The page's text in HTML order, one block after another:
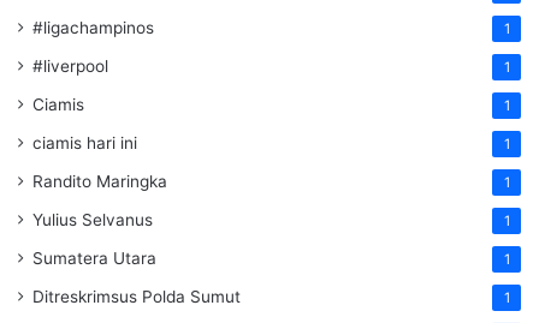
#ligachampinos 1
#liverpool 1
Ciamis 1
ciamis hari ini 1
Randito Maringka 1
Yulius Selvanus 1
Sumatera Utara 1
Ditreskrimsus Polda Sumut 1